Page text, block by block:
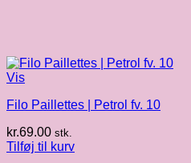
Vis
Filo Paillettes | Petrol fv. 10
kr.69.00 stk.
Tilføj til kurv